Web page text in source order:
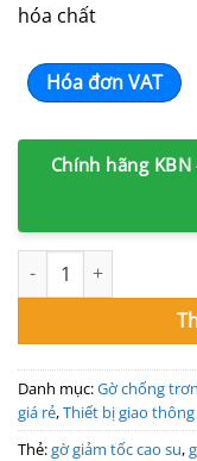
hóa chất
Hóa đơn VAT
Chính hãng
Gờ giảm tốc xe máy
Danh mục:Gờ chống
giá rẻ,Thiết bị giao thông
Thẻ:gờ giảm tốc cao su,